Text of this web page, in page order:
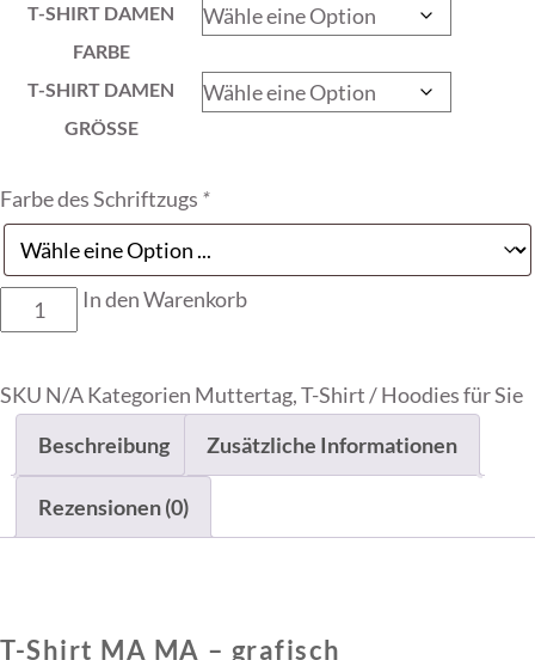
T-SHIRT DAMEN
FARBE
T-SHIRT DAMEN
GRÖSSE
Farbe des Schriftzugs *
MA
MA
grafisch
Menge
In den Warenkorb
SKU N/AKategorien Muttertag,T-Shirt / Hoodies für Sie
Beschreibung
Zusätzliche Informationen
Rezensionen (0)
T-Shirt MA MA – grafisch